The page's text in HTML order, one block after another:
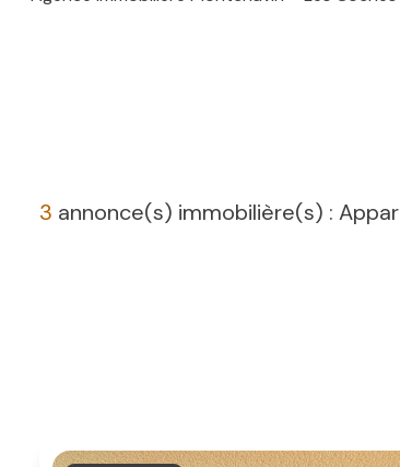
3 annonce(s) immobilière(s) :